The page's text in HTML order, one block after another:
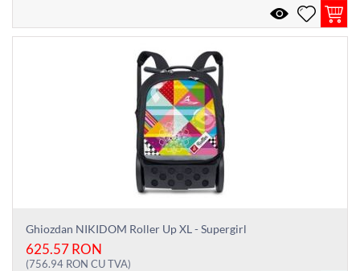
Ghiozdan NIKIDOM Roller Up XL - Supergirl
625.57RON
(756.94 RON CU TVA)